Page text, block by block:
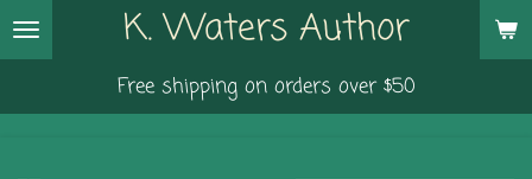
Skip
to
K. Waters Author
Free shipping on orders over $50